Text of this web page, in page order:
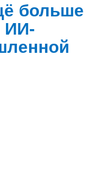
больше
ИИ-